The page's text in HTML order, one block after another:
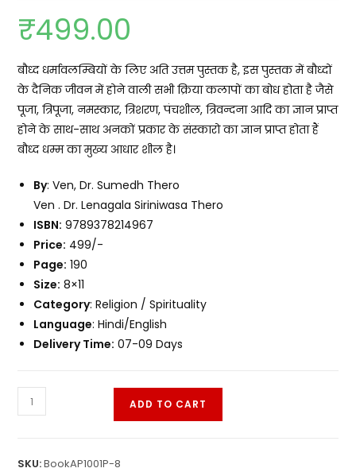
₹499.00
बौध्द धर्मावलम्बियों के लिए अति उत्तम पुस्तक है, इस पुस्तक में बौध्दों
के दैनिक जीवन में होने वाली सभी क्रिया कलापों का बोध होता है जैसे
पूजा, त्रिपूजा, नमस्कार, त्रिशरण, पंचशील, त्रिवन्दना आदि का ज्ञान प्राप्त
होने के साथ-साथ अनकों प्रकार के संस्कारो का ज्ञान प्राप्त होता हैं
बौध्द धम्म का मुख्य आधार शील है।
By: Ven, Dr. Sumedh Thero
Ven . Dr. Lenagala Siriniwasa Thero
ISBN: 9789378214967
Price: 499/-
Page: 190
Size: 8×11
Category: Religion / Spirituality
Language: Hindi/English
Delivery Time: 07-09 Days
ADD TO CART
SKU:BookAP1001P-8